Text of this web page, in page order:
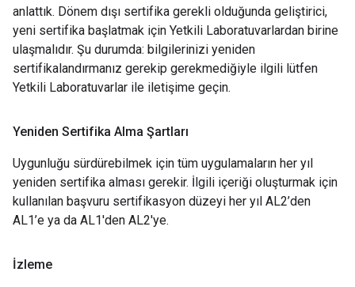
anlattık. Dönem dışı sertifika gerekli olduğunda geliştirici,
yeni sertifika başlatmak için Yetkili Laboratuvarlardan birine
ulaşmalıdır. Şu durumda: bilgilerinizi yeniden
sertifikalandırmanız gerekip gerekmediğiyle ilgili lütfen
Yetkili Laboratuvarlar ile iletişime geçin.
Yeniden Sertifika Alma Şartları
Uygunluğu sürdürebilmek için tüm uygulamaların her yıl
yeniden sertifika alması gerekir. İlgili içeriği oluşturmak için
kullanılan başvuru sertifikasyon düzeyi her yıl AL2’den
AL1’e ya da AL1'den AL2'ye.
İzleme